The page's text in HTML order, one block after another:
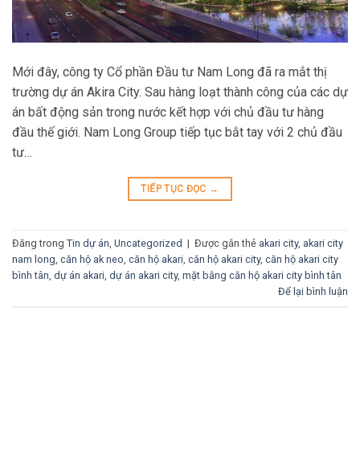
Mới đây, công ty Cổ phần Đầu tư Nam Long đã ra mắt thị
trường dự án Akira City. Sau hàng loạt thành công của các dự
án bất động sản trong nước kết hợp với chủ đầu tư hàng
đầu thế giới. Nam Long Group tiếp tục bắt tay với 2 chủ đầu
tư…
TIẾP TỤC ĐỌC →
Đăng trong Tin dự án, Uncategorized | Được gắn thẻ akari city, akari city
nam long, căn hộ ak neo, căn hộ akari, căn hộ akari city, căn hộ akari city
bình tân, dự án akari, dự án akari city, mặt bằng căn hộ akari city bình tân
Để lại bình luận